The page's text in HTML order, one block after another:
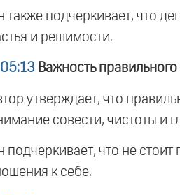
также подчеркивает, что
и решимости.
Важность
утверждает, что
совести, чистоты и
подчеркивает, что не
к себе.